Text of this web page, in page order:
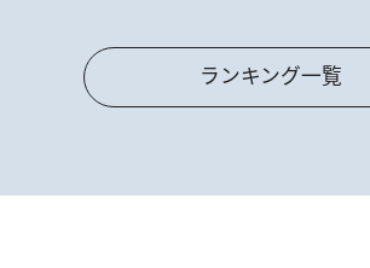
ランキング一覧